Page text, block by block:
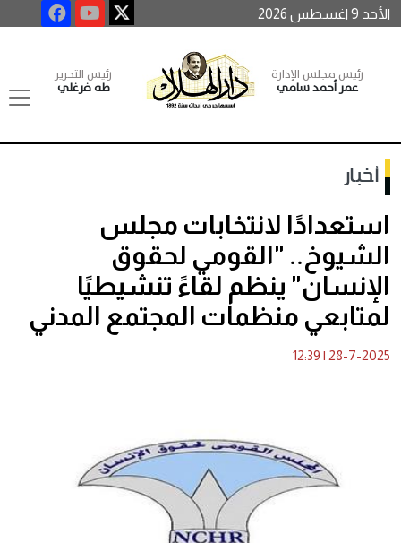
الأحد 9 اغسطس 2026
رئيس مجلس الإدارة
عمر أحمد سامي
رئيس التحرير
طه فرغلي
أخبار
استعدادًا لانتخابات مجلس
الشيوخ.. "القومي لحقوق
الإنسان" ينظم لقاءً تنشيطيًا
لمتابعي منظمات المجتمع المدني
28-7-2025
|
12:39